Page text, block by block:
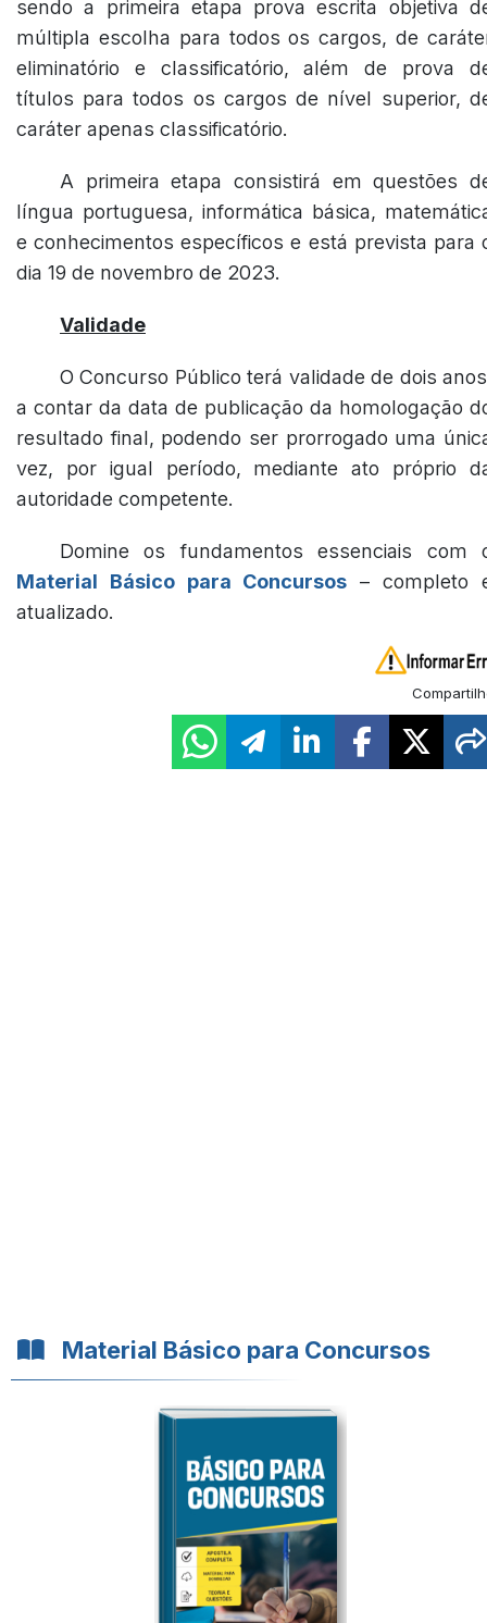
sendo a primeira etapa prova escrita objetiva
múltipla escolha para todos os cargos, de
eliminatório e classificatório, além de prova
títulos para todos os cargos de nível superior,
caráter apenas classificatório.
A primeira etapa consistirá em questões
língua portuguesa, informática básica,
e conhecimentos específicos e está prevista para
dia 19 de novembro de 2023.
Validade
O Concurso Público terá validade de dois
a contar da data de publicação da homologação
resultado final, podendo ser prorrogado uma
vez, por igual período, mediante ato próprio
autoridade competente.
Domine os fundamentos essenciais com
Material Básico para Concursos – completo
atualizado.
Material Básico para Concursos